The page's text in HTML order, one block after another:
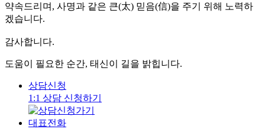
약속드리며, 사명과 같은 큰(太) 믿음(信)을 주기 위해 노력하
겠습니다.
감사합니다.
도움이 필요한 순간, 태신이 길을 밝힙니다.
상담신청
1:1 상담 신청하기
대표전화